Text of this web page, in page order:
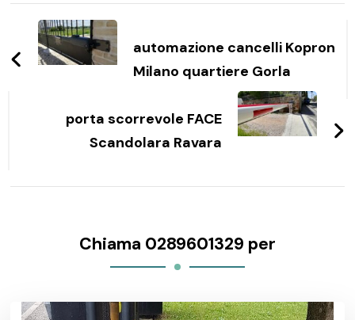
Navigazione
articoli
automazione cancelli Kopron
Milano quartiere Gorla
porta scorrevole FACE
Scandolara Ravara
Chiama 0289601329 per